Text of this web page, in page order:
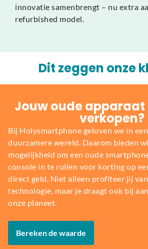
innovatie samenbrengt – nu extra
refurbished model.
Dit zeggen onze
Jouw oude
verkopen?
Bij Holysmartphone geloven we in
duurzamere wereld. Daarom bieden
mogelijkheid om een oude
console in te ruilen voor korting op
direct geld. Niet alleen profiteer jij
technologie, maar je draagt ook bij
onze planeet.
Bereken de waarde